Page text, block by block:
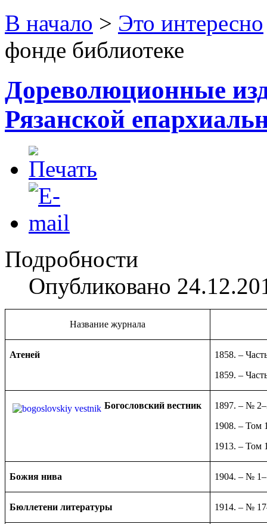
В начало > Это интересно
фонде библиотеке
Дореволюционные
Рязанской
Подробности
Опубликовано
Название журнала
Атеней
1858. –
1859. –
Богословский вестник
1897. – №
1908. – Том
1913. – Том
Божия нива 1904. – №
Бюллетени литературы 1914. – №